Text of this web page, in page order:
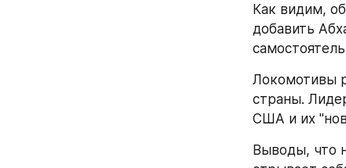
Как видим,
добавить
Локомотивы
страны.
США и их
Выводы, что